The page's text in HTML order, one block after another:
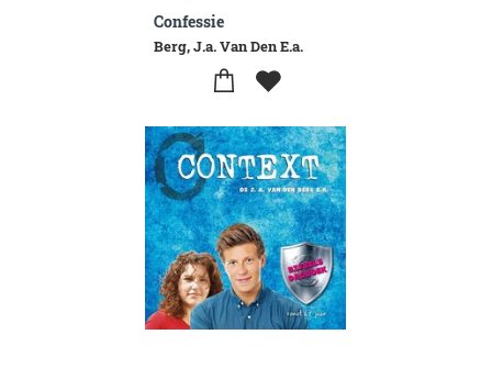
Confessie
Berg, J.a. Van Den E.a.